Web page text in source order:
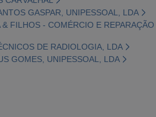
GASPAR, UNIPESSOAL, LDA
FILHOS - COMÉRCIO E REPARAÇÃO
DE RADIOLOGIA, LDA
GOMES, UNIPESSOAL, LDA